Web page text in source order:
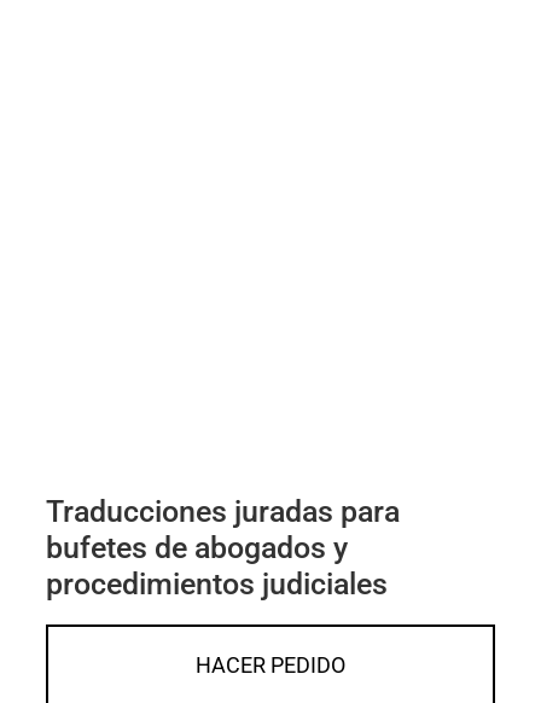
Traducciones juradas para
bufetes de abogados y
procedimientos judiciales
HACER PEDIDO